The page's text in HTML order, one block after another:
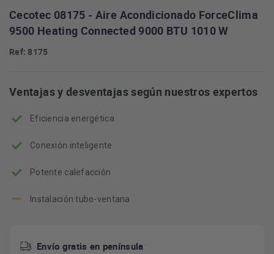
Cecotec 08175 - Aire Acondicionado ForceClima
9500 Heating Connected 9000 BTU 1010 W
Ref: 8175
Ventajas y desventajas según nuestros expertos
Eficiencia energética
Conexión inteligente
Potente calefacción
Instalación tubo-ventana
Envío gratis en península